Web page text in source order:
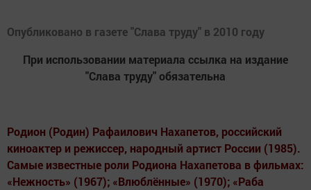
Опубликовано в газете "Слава труду" в 2010 году
При использовании материала ссылка на издание
"Слава труду" обязательна
Родион (Родин) Рафаилович Нахапетов, российский
киноактер и режиссер, народный артист России (1985).
Самые известные роли Родиона Нахапетова в фильмах:
«Нежность» (1967); «Влюблённые» (1970); «Раба